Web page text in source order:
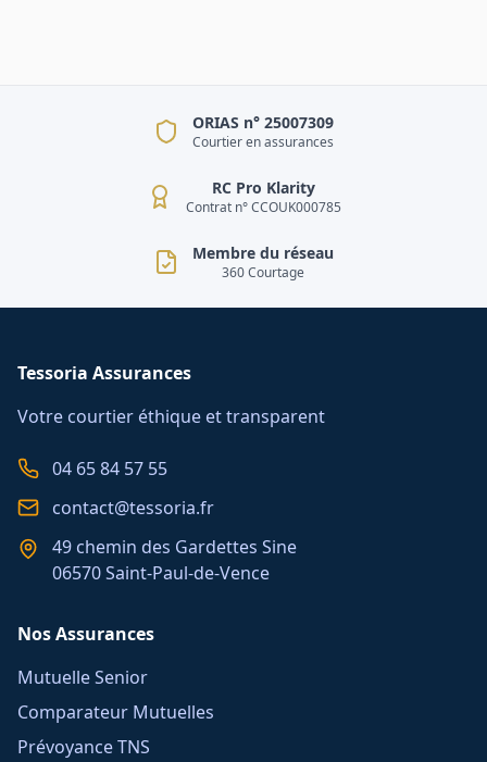
ORIAS n° 25007309
Courtier en assurances
RC Pro Klarity
Contrat n° CCOUK000785
Membre du réseau
360 Courtage
Tessoria Assurances
Votre courtier éthique et transparent
04 65 84 57 55
contact@tessoria.fr
49 chemin des Gardettes Sine
06570 Saint-Paul-de-Vence
Nos Assurances
Mutuelle Senior
Comparateur Mutuelles
Prévoyance TNS